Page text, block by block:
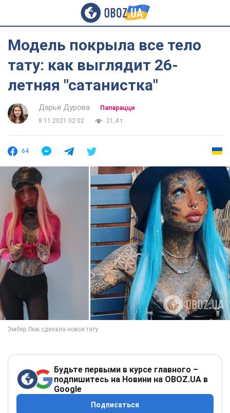
Модель покрыла все тело
тату: как выглядит 26-
летняя "сатанистка"
Дарья Дурова
Папарацци
8.11.2021 02:02
21,4 т.
64
Будьте первыми в курсе главного –
подпишитесь на Новини на OBOZ.UA в
Google
Подписаться